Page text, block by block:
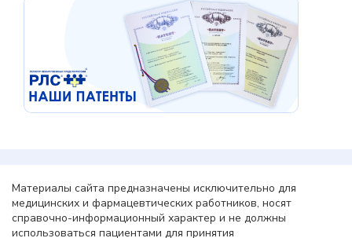
Материалы сайта предназначены исключительно для
медицинских и фармацевтических работников, носят
справочно-информационный характер и не должны
использоваться пациентами для принятия